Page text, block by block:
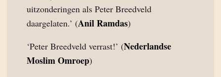
uitzonderingen als Peter Breedveld
daargelaten.’ (Anil Ramdas)
‘Peter Breedveld verrast!’ (Nederlandse
Moslim Omroep)